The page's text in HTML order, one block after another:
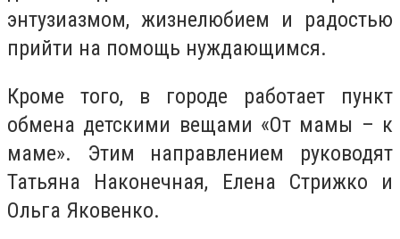
энтузиазмом, жизнелюбием и радостью
прийти на помощь нуждающимся.
Кроме того, в городе работает пункт
обмена детскими вещами «От мамы – к
маме». Этим направлением руководят
Татьяна Наконечная, Елена Стрижко и
Ольга Яковенко.